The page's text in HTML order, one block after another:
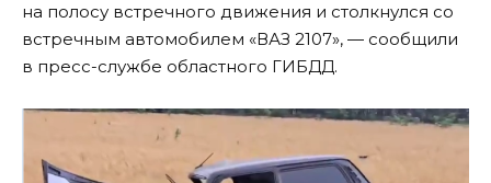
на полосу встречного движения и столкнулся со
встречным автомобилем «ВАЗ 2107», — сообщили
в пресс-службе областного ГИБДД.